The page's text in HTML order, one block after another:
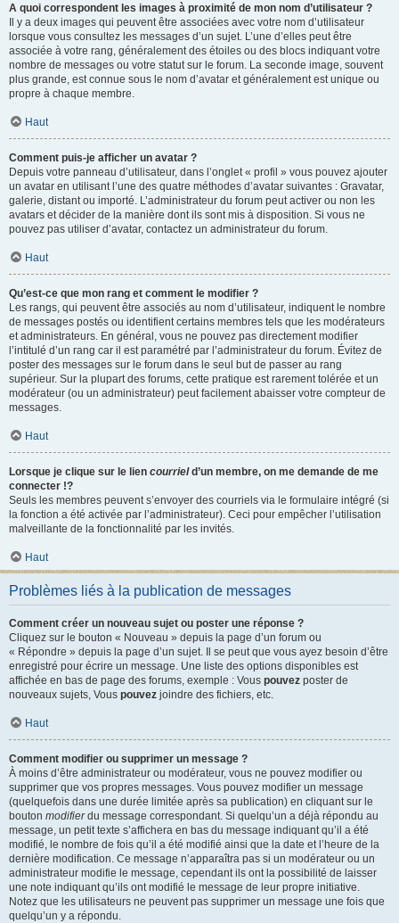
A quoi correspondent les images à proximité de mon nom d’utilisateur ?
Il y a deux images qui peuvent être associées avec votre nom d’utilisateur
lorsque vous consultez les messages d’un sujet. L’une d’elles peut être
associée à votre rang, généralement des étoiles ou des blocs indiquant votre
nombre de messages ou votre statut sur le forum. La seconde image, souvent
plus grande, est connue sous le nom d’avatar et généralement est unique ou
propre à chaque membre.
Haut
Comment puis-je afficher un avatar ?
Depuis votre panneau d’utilisateur, dans l’onglet « profil » vous pouvez ajouter
un avatar en utilisant l’une des quatre méthodes d’avatar suivantes : Gravatar,
galerie, distant ou importé. L’administrateur du forum peut activer ou non les
avatars et décider de la manière dont ils sont mis à disposition. Si vous ne
pouvez pas utiliser d’avatar, contactez un administrateur du forum.
Haut
Qu’est-ce que mon rang et comment le modifier ?
Les rangs, qui peuvent être associés au nom d’utilisateur, indiquent le nombre
de messages postés ou identifient certains membres tels que les modérateurs
et administrateurs. En général, vous ne pouvez pas directement modifier
l’intitulé d’un rang car il est paramétré par l’administrateur du forum. Évitez de
poster des messages sur le forum dans le seul but de passer au rang
supérieur. Sur la plupart des forums, cette pratique est rarement tolérée et un
modérateur (ou un administrateur) peut facilement abaisser votre compteur de
messages.
Haut
Lorsque je clique sur le lien courrield’un membre, on me demande de me
connecter !?
Seuls les membres peuvent s’envoyer des courriels via le formulaire intégré (si
la fonction a été activée par l’administrateur). Ceci pour empêcher l’utilisation
malveillante de la fonctionnalité par les invités.
Haut
Problèmes liés à la publication de messages
Comment créer un nouveau sujet ou poster une réponse ?
Cliquez sur le bouton « Nouveau » depuis la page d’un forum ou
« Répondre » depuis la page d’un sujet. Il se peut que vous ayez besoin d’être
enregistré pour écrire un message. Une liste des options disponibles est
affichée en bas de page des forums, exemple : Vous pouvez poster de
nouveaux sujets, Vous pouvez joindre des fichiers, etc.
Haut
Comment modifier ou supprimer un message ?
À moins d’être administrateur ou modérateur, vous ne pouvez modifier ou
supprimer que vos propres messages. Vous pouvez modifier un message
(quelquefois dans une durée limitée après sa publication) en cliquant sur le
bouton modifierdu message correspondant. Si quelqu’un a déjà répondu au
message, un petit texte s’affichera en bas du message indiquant qu’il a été
modifié, le nombre de fois qu’il a été modifié ainsi que la date et l’heure de la
dernière modification. Ce message n’apparaîtra pas si un modérateur ou un
administrateur modifie le message, cependant ils ont la possibilité de laisser
une note indiquant qu’ils ont modifié le message de leur propre initiative.
Notez que les utilisateurs ne peuvent pas supprimer un message une fois que
quelqu’un y a répondu.